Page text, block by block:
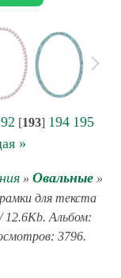
[193] 194 195
»
» Овальные»
для текста
12.6Kb. Альбом:
3796.